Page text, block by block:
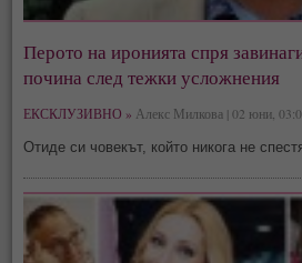
Перото на иронията спря
почина след тежки усложнения
ЕКСКЛУЗИВНО » Алекс Милкова | 02 юни,
Отиде си човекът, който никога не